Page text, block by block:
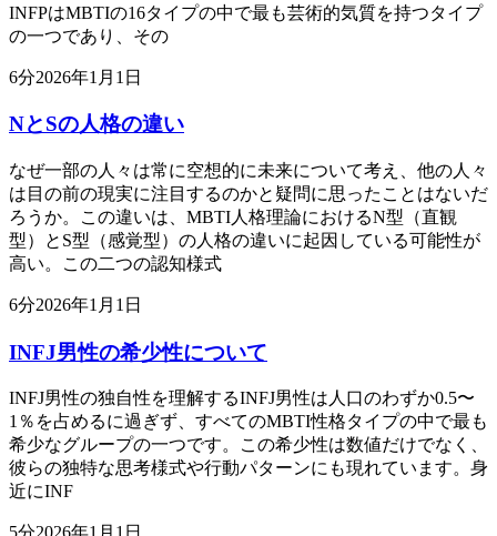
INFPはMBTIの16タイプの中で最も芸術的気質を持つタイプ
の一つであり、その
6分2026年1月1日
NとSの人格の違い
なぜ一部の人々は常に空想的に未来について考え、他の人々
は目の前の現実に注目するのかと疑問に思ったことはないだ
ろうか。この違いは、MBTI人格理論におけるN型（直観
型）とS型（感覚型）の人格の違いに起因している可能性が
高い。この二つの認知様式
6分2026年1月1日
INFJ男性の希少性について
INFJ男性の独自性を理解するINFJ男性は人口のわずか0.5〜
1％を占めるに過ぎず、すべてのMBTI性格タイプの中で最も
希少なグループの一つです。この希少性は数値だけでなく、
彼らの独特な思考様式や行動パターンにも現れています。身
近にINF